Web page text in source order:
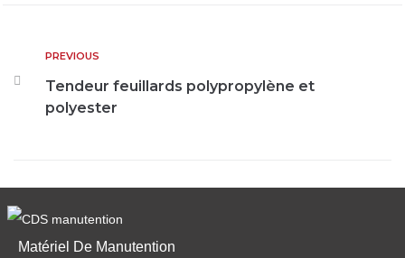
PREVIOUS
Tendeur feuillards polypropylène et
polyester
Matériel De Manutention